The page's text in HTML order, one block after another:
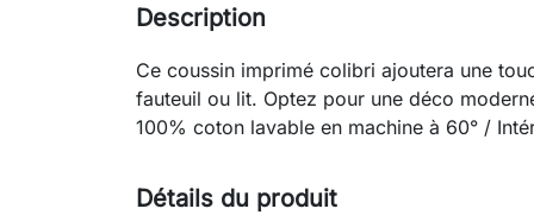
Description
Ce coussin imprimé colibri ajoutera une
fauteuil ou lit. Optez pour une déco
100% coton lavable en machine à 60° /
Détails du produit